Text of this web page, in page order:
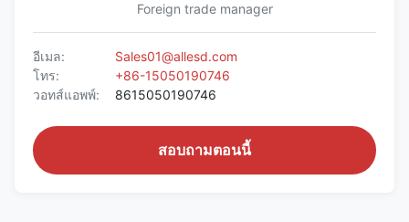
Foreign trade manager
อีเมล:
Sales01@allesd.com
โทร:
+86-15050190746
วอทส์แอพพ์:
8615050190746
สอบถามตอนนี้